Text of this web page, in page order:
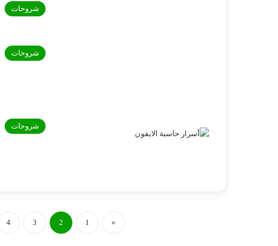
شروحات
شروحات
شروحات
«
1
2
3
4